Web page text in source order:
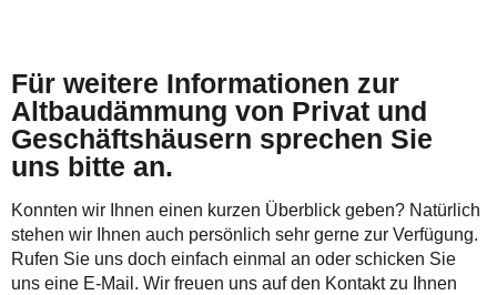
Für weitere Informationen zur
Altbaudämmung von Privat und
Geschäftshäusern sprechen Sie
uns bitte an.
Konnten wir Ihnen einen kurzen Überblick geben? Natürlich
stehen wir Ihnen auch persönlich sehr gerne zur Verfügung.
Rufen Sie uns doch einfach einmal an oder schicken Sie
uns eine E-Mail. Wir freuen uns auf den Kontakt zu Ihnen